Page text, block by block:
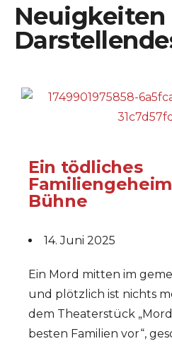
Neuigkeiten
Ein tödliches
Bühne
14. Juni 2025
Ein Mord mitten im
und plötzlich ist nichts
dem Theaterstück
besten Familien vor“,